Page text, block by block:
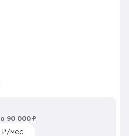
90 000 ₽
₽/мес